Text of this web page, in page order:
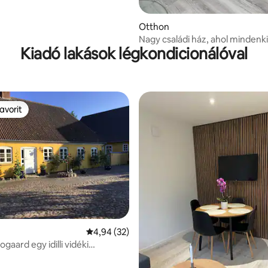
Otthon
Nagy családi ház, ahol
érezheti magát.
Kiadó lakások légkondicionálóval
13 vélemény
Átlagos értékelés: 5/4,94, 32 vélemény
4,94 (32)
egy idilli vidéki